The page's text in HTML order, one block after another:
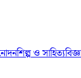
শিল্প ও সাহিত্য